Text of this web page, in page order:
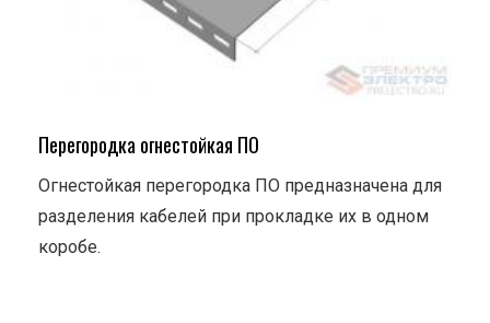
Перегородка огнестойкая ПО
Огнестойкая перегородка ПО предназначена для
разделения кабелей при прокладке их в одном
коробе.